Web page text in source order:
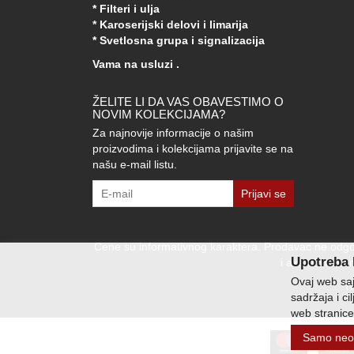
* Filteri i ulja
* Karoserijski delovi i limarija
* Svetlosna grupa i signalizacija
Vama na usluzi .
ŽELITE LI DA VAS OBAVESTIMO O
NOVIM KOLEKCIJAMA?
Za najnovije informacije o našim
proizvodima i kolekcijama prijavite se na
našu e-mail listu.
Prijavi se
Cene su informativnog karaktera. Prodavac ne
i aktuelnim
Upotreba
Ovaj web
sadržaja i
web
Samo